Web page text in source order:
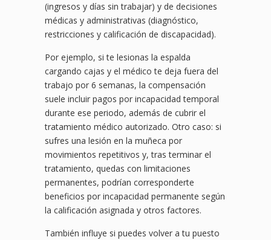
(ingresos y días sin trabajar) y de decisiones
médicas y administrativas (diagnóstico,
restricciones y calificación de discapacidad).
Por ejemplo, si te lesionas la espalda
cargando cajas y el médico te deja fuera del
trabajo por 6 semanas, la compensación
suele incluir pagos por incapacidad temporal
durante ese periodo, además de cubrir el
tratamiento médico autorizado. Otro caso: si
sufres una lesión en la muñeca por
movimientos repetitivos y, tras terminar el
tratamiento, quedas con limitaciones
permanentes, podrían corresponderte
beneficios por incapacidad permanente según
la calificación asignada y otros factores.
También influye si puedes volver a tu puesto